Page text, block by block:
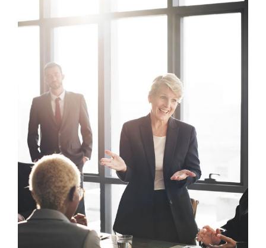
Business Showcase Session
Business